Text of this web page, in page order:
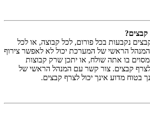
קבצים?
נקבעות בכל פורום, לכל קבוצה, או לכל
הראשי של המערכת יכול לא לאפשר צירוף
בו אתה שולח, או יתכן שרק קבוצות
לצרף קבצים. צור קשר עם המנהל הראשי של
בטוח מדוע אינך יכול לצרף קבצים.